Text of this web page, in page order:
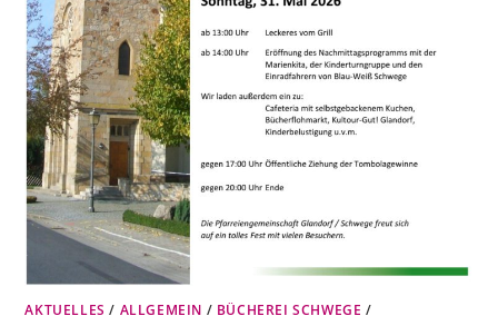
AKTUELLES / ALLGEMEIN / BÜCHEREI SCHWEGE /